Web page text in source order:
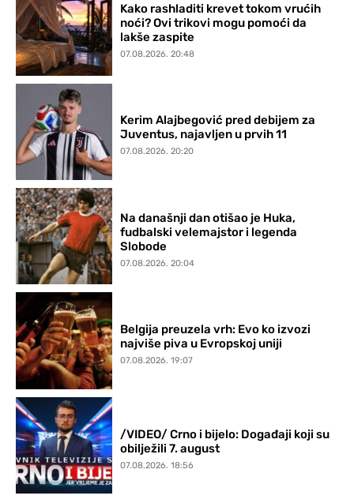
Kako rashladiti krevet tokom vrućih
noći? Ovi trikovi mogu pomoći da
lakše zaspite
07.08.2026. 20:48
Kerim Alajbegović pred debijem za
Juventus, najavljen u prvih 11
07.08.2026. 20:20
Na današnji dan otišao je Huka,
fudbalski velemajstor i legenda
Slobode
07.08.2026. 20:04
Belgija preuzela vrh: Evo ko izvozi
najviše piva u Evropskoj uniji
07.08.2026. 19:07
/VIDEO/ Crno i bijelo: Događaji koji su
obilježili 7. august
07.08.2026. 18:56